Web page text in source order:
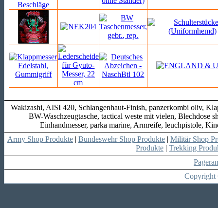
Wakizashi, AISI 420, Schlangenhaut-Finish, panzerkombi oliv,
BW-Waschzeugtasche, tactical weste mit vielen, Blechdose
Einhandmesser, parka marine, Armreife, leuchpistole,
Army Shop Produkte | Bundeswehr Shop Produkte | Militär Shop
Produkte | Trekking